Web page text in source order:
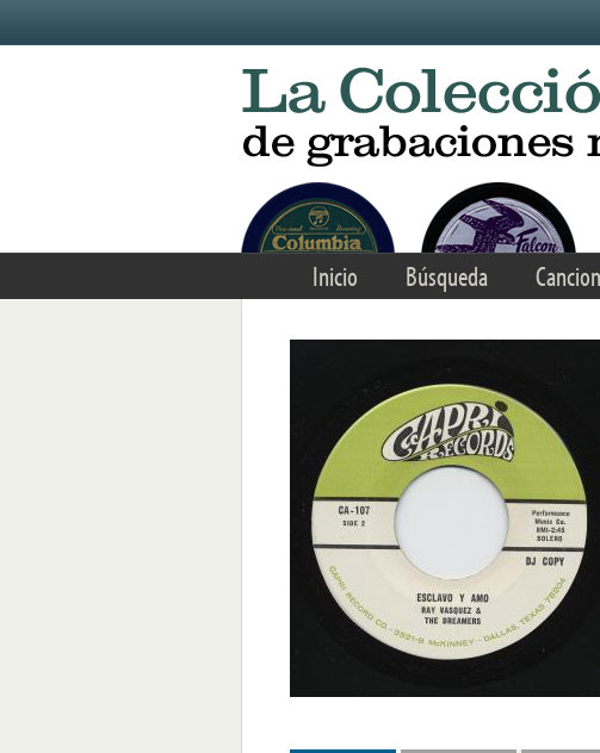
Inicio Búsqueda